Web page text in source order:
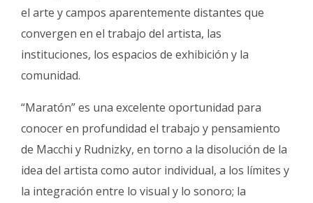
el arte y campos aparentemente distantes que
convergen en el trabajo del artista, las
instituciones, los espacios de exhibición y la
comunidad.
“Maratón” es una excelente oportunidad para
conocer en profundidad el trabajo y pensamiento
de Macchi y Rudnizky, en torno a la disolución de la
idea del artista como autor individual, a los límites y
la integración entre lo visual y lo sonoro; la